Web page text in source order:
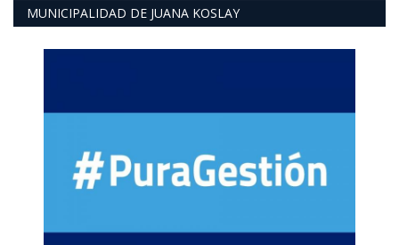
MUNICIPALIDAD DE JUANA KOSLAY